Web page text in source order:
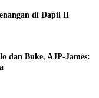
di Dapil II
dan Buke, AJP-James: